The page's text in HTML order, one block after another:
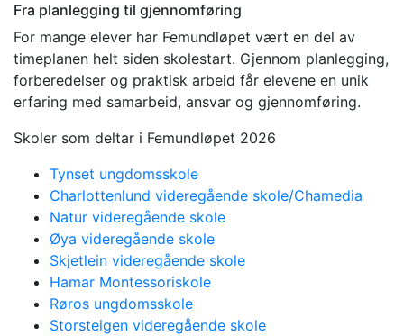
Fra planlegging til gjennomføring
For mange elever har Femundløpet vært en del av
timeplanen helt siden skolestart. Gjennom planlegging,
forberedelser og praktisk arbeid får elevene en unik
erfaring med samarbeid, ansvar og gjennomføring.
Skoler som deltar i Femundløpet 2026
Tynset ungdomsskole
Charlottenlund videregående skole/Chamedia
Natur videregående skole
Øya videregående skole
Skjetlein videregående skole
Hamar Montessoriskole
Røros ungdomsskole
Storsteigen videregående skole